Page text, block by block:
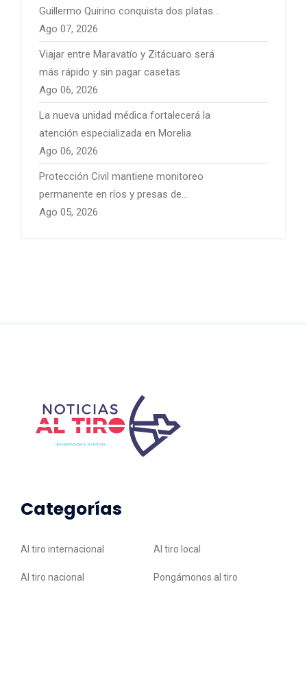
Guillermo Quirino conquista dos platas
para México
Ago 07, 2026
Viajar entre Maravatío y Zitácuaro será
más rápido y sin pagar casetas
Ago 06, 2026
La nueva unidad médica fortalecerá la
atención especializada en Morelia
Ago 06, 2026
Protección Civil mantiene monitoreo
permanente en ríos y presas de
Michoacán por temporal de lluvias
Ago 05, 2026
Categorías
Al tiro internacional Al tiro local
Al tiro nacional Pongámonos al tiro